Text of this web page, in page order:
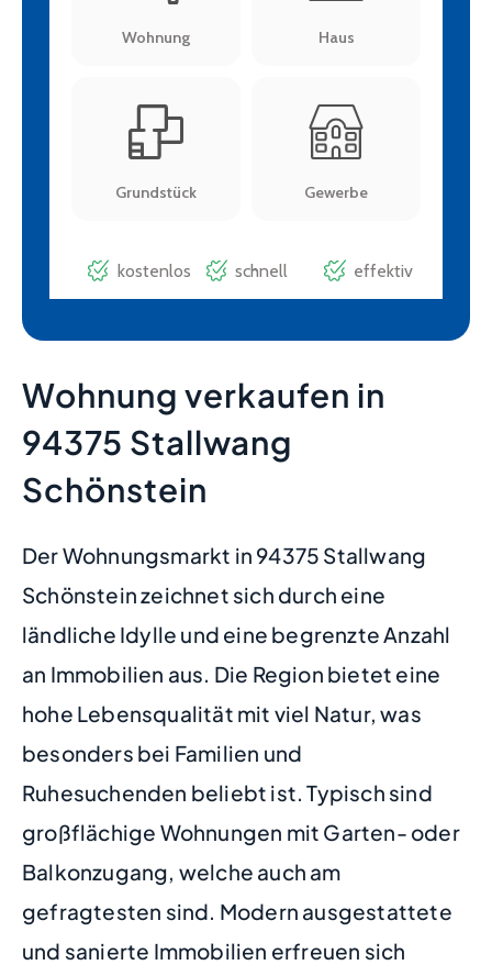
Wohnung verkaufen in
94375 Stallwang
Schönstein
Der Wohnungsmarkt in 94375 Stallwang
Schönstein zeichnet sich durch eine
ländliche Idylle und eine begrenzte Anzahl
an Immobilien aus. Die Region bietet eine
hohe Lebensqualität mit viel Natur, was
besonders bei Familien und
Ruhesuchenden beliebt ist. Typisch sind
großflächige Wohnungen mit Garten- oder
Balkonzugang, welche auch am
gefragtesten sind. Modern ausgestattete
und sanierte Immobilien erfreuen sich